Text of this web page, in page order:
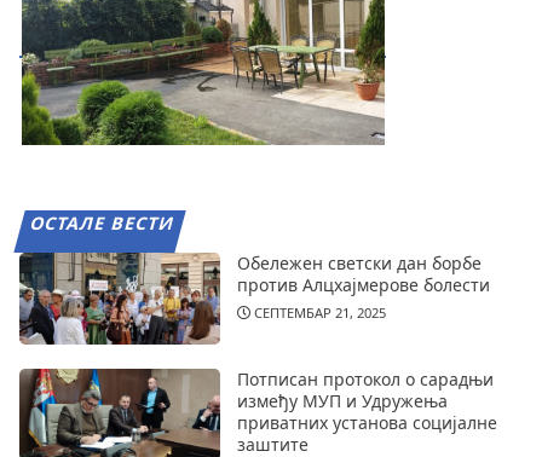
ОСТАЛЕ ВЕСТИ
Обележен светски дан борбе
против Алцхајмерове болести
СЕПТЕМБАР 21, 2025
Потписан протокол о сарадњи
између МУП и Удружења
приватних установа социјалне
заштите